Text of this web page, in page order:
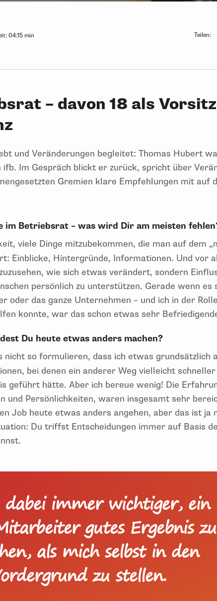
04:15 min Teilen:
– davon 18 als
und Veränderungen begleitet: Thomas Hubert
Im Gespräch blickt er zurück, spricht über
Gremien klare Empfehlungen mit auf
im Betriebsrat – was wird Dir am meisten
viele Dinge mitzubekommen, die man auf dem
Einblicke, Hintergründe, Informationen. Und vor
wie sich etwas verändert, sondern
persönlich zu unterstützen. Gerade wenn es
oder das ganze Unternehmen – und ich in der
konnte, war das schon etwas sehr
Du heute etwas anders machen?
nicht so formulieren, dass ich etwas grundsätzlich
bei denen ein anderer Weg vielleicht
geführt hätte. Aber ich bereue wenig! Die
und Persönlichkeiten, waren insgesamt sehr
Job heute etwas anders angehen, aber das ist ja
Du triffst Entscheidungen immer auf Basis
immer wichtiger,
gutes Ergebnis zu
als mich selbst in den
zu stellen.